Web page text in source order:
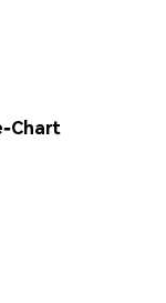
Chart